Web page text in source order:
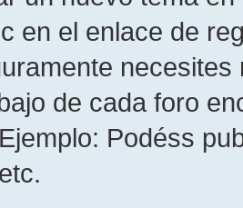
en el enlace de
de cada foro
Podéss